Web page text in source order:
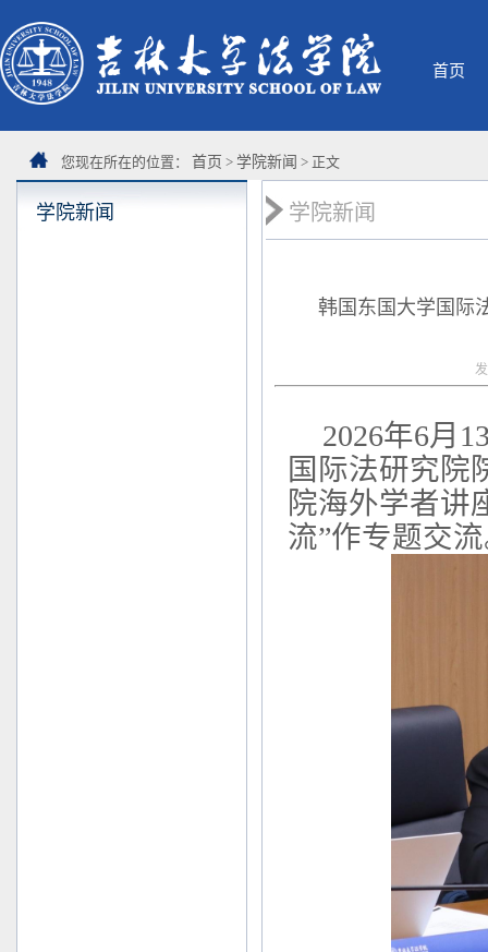
首页
您现在所在的位置： 首页 > 学院新闻 > 正文
学院新闻 学院新闻
韩国东国大学国际
2026年6月
国际法研究院
院海外学者讲
流”作专题交